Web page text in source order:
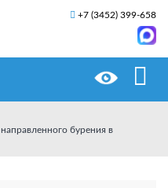
+7 (3452) 399-658
бурения в